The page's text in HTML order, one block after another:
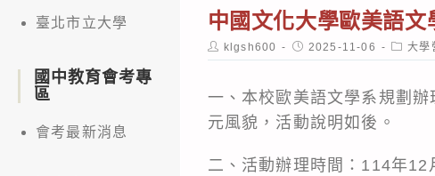
中國文化大學歐美語文
Post
author:
klgsh600
Post
published:
2025-11-06
Post大學
一、本校歐美語文學系規劃
元風貌，活動說明如後。
二、活動辦理時間：114年12
臺北市立大學
國中教育會考專
區
會考最新消息